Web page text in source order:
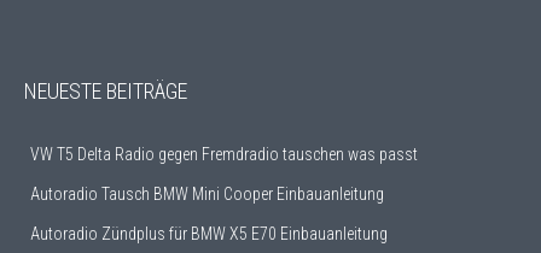
NEUESTE BEITRÄGE
VW T5 Delta Radio gegen Fremdradio tauschen was passt
Autoradio Tausch BMW Mini Cooper Einbauanleitung
Autoradio Zündplus für BMW X5 E70 Einbauanleitung